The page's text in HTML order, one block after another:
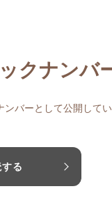
クナンバ
バーとして公開してい
る